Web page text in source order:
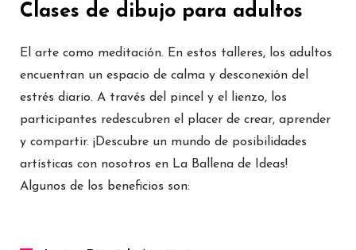
Clases de dibujo para adultos
El arte como meditación. En estos talleres, los adultos
encuentran un espacio de calma y desconexión del
estrés diario. A través del pincel y el lienzo, los
participantes redescubren el placer de crear, aprender
y compartir. ¡Descubre un mundo de posibilidades
artísticas con nosotros en La Ballena de Ideas!
Algunos de los beneficios son: